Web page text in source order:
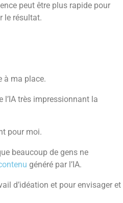
peut être plus rapide pour
le résultat.
à ma place.
l’IA très impressionnant la
pour moi.
beaucoup de gens ne
généré par l’IA.
d’idéation et pour envisager et